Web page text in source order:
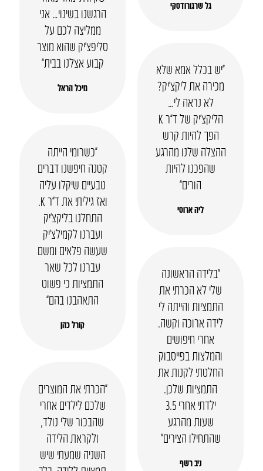
גל שרגורודסקי
הרגשנו בשינוי… אני
ממליצה לכם על
סליפצ’יק שהוא מוצר
קבוע אצלנו בבית”
מיכל הראל
“יש בכלל אמא שלא
מכירה את ליקצ’יק?
לא נראה לי…
הליקצ’יק של ד”ר K
הפך להיות קרש
ההצלה שלנו מהרגע
שהפכנו להיות
הורים”
ליה ארוסי
“כשרומי הייתה
קטנה חיפשנו דברים
טבעיים שיקלו עליה
התחלנו בליקצ’יק
ועברנו לקמילצ’יק
שעשה פלאים ומשם
עברנו לכל שאר
התמציות כי פשוט
התאהבנו בהם”
קורל כהן
“בלידה הראשונה
שלי לא הכרתי את
התמציות והייתה לי
לידה ארוכה וקשה.
אחרי חיפושים
והמלצות בפייסבוק
החלטתי לקנות את
התמציות שלכן.
ילדתי אחרי 3.5
שעות מהרגע
שהתחילו הצירים”
ניב רשף
“הכרתי את המוצרים
שלכם לילדים אחרי
שהבכור שלי נולד,
ולקראת הלידה
השניה שמעתי שיש